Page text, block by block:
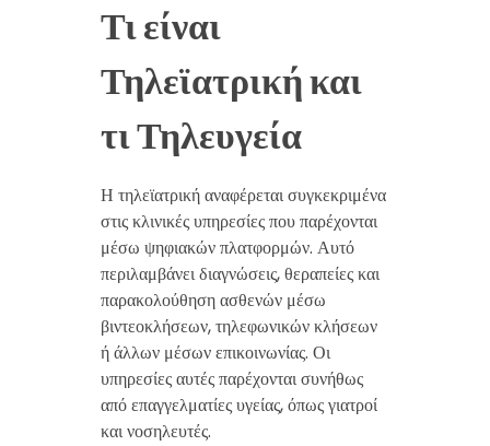
Τι είναι
Τηλεϊατρική και
τι Τηλευγεία
Η τηλεϊατρική αναφέρεται συγκεκριμένα
στις κλινικές υπηρεσίες που παρέχονται
μέσω ψηφιακών πλατφορμών. Αυτό
περιλαμβάνει διαγνώσεις, θεραπείες και
παρακολούθηση ασθενών μέσω
βιντεοκλήσεων, τηλεφωνικών κλήσεων
ή άλλων μέσων επικοινωνίας. Οι
υπηρεσίες αυτές παρέχονται συνήθως
από επαγγελματίες υγείας, όπως γιατροί
και νοσηλευτές.